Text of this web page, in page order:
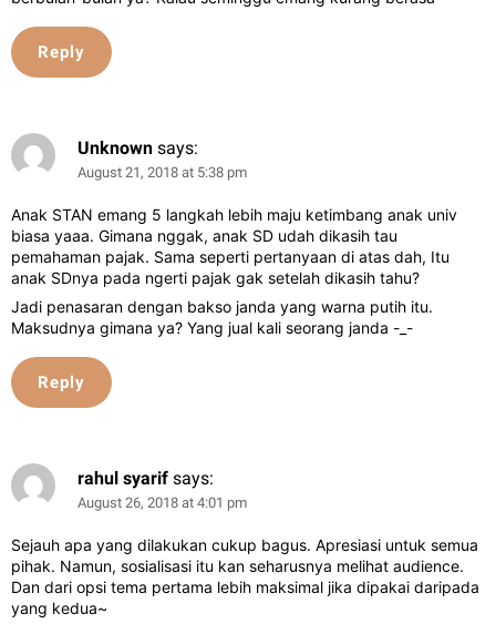
Reply
Unknown says:
August 21, 2018 at 5:38 pm
Anak STAN emang 5 langkah lebih maju ketimbang anak univ
biasa yaaa. Gimana nggak, anak SD udah dikasih tau
pemahaman pajak. Sama seperti pertanyaan di atas dah, Itu
anak SDnya pada ngerti pajak gak setelah dikasih tahu?
Jadi penasaran dengan bakso janda yang warna putih itu.
Maksudnya gimana ya? Yang jual kali seorang janda -_-
Reply
rahul syarif says:
August 26, 2018 at 4:01 pm
Sejauh apa yang dilakukan cukup bagus. Apresiasi untuk semua
pihak. Namun, sosialisasi itu kan seharusnya melihat audience.
Dan dari opsi tema pertama lebih maksimal jika dipakai daripada
yang kedua~